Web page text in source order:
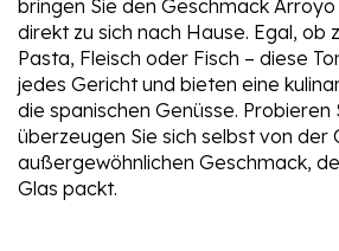
bringen Sie den Geschmack
direkt zu sich nach Hause. Egal, ob
Pasta, Fleisch oder Fisch – diese
jedes Gericht und bieten eine
die spanischen Genüsse. Probieren
überzeugen Sie sich selbst von der
außergewöhnlichen Geschmack,
Glas packt.